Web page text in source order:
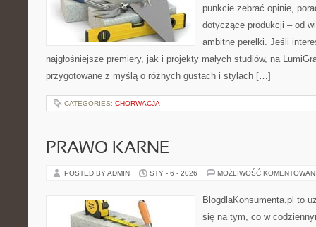
punkcie zebrać opinie,
dotyczące produkcji – od
ambitne perełki. Jeśli
najgłośniejsze premiery, jak i projekty małych studiów, na
przygotowane z myślą o różnych gustach i stylach […]
CATEGORIES: CHORWACJA
PRAWO KARNE
POSTED BY ADMIN STY - 6 - 2026 MOŻLIWOŚĆ
BlogdlaKonsumenta.pl to
się na tym, co w